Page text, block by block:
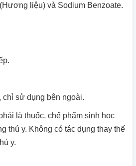
liệu) và Sodium Benzoate.
chỉ sử dụng bên ngoài.
là thuốc, chế phẩm sinh học
thú y. Không có tác dụng thay thế
y.